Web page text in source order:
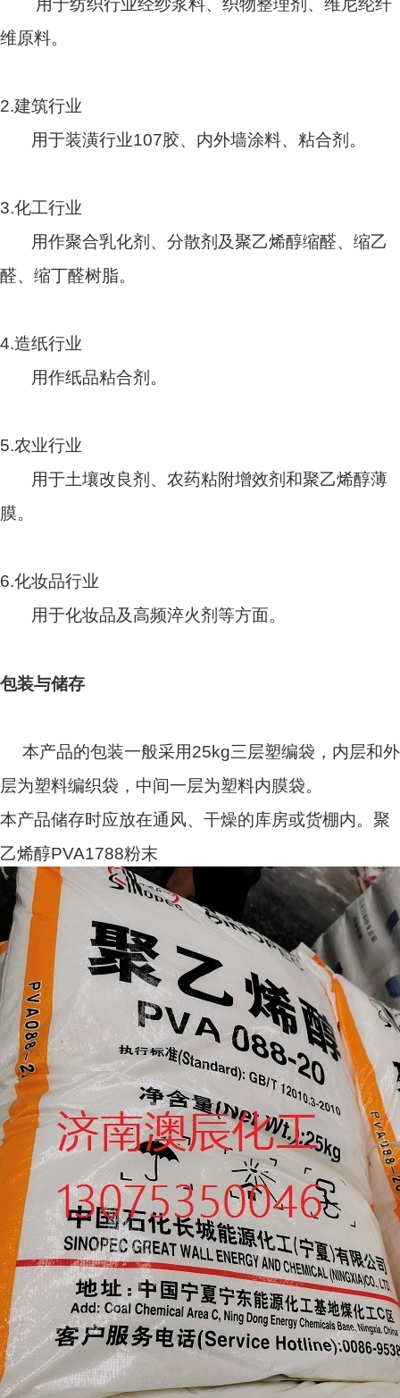
用于纺织行业经纱浆料、织物整理剂、维尼纶纤
维原料。
2.建筑行业
用于装潢行业107胶、内外墙涂料、粘合剂。
3.化工行业
用作聚合乳化剂、分散剂及聚乙烯醇缩醛、缩乙
醛、缩丁醛树脂。
4.造纸行业
用作纸品粘合剂。
5.农业行业
用于土壤改良剂 、农药粘附增效剂和聚乙烯醇薄
膜。
6.化妆品行业
用于化妆品及高频淬火剂等方面。
包装与储存
本产品的包装一般采用25kg三层塑编袋，内层和外
层为塑料编织袋，中间一层为塑料内膜袋。
本产品储存时应放在通风、干燥的库房或货棚内。聚
乙烯醇PVA1788粉末